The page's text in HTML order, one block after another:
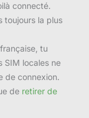
connecté.
toujours la plus
tu
SIM locales ne
de connexion.
de retirer de